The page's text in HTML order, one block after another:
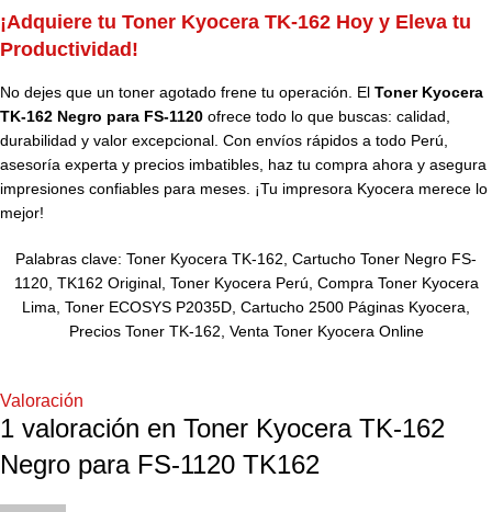
¡Adquiere tu Toner Kyocera TK-162 Hoy y Eleva tu
Productividad!
No dejes que un toner agotado frene tu operación. El Toner Kyocera
TK-162 Negro para FS-1120 ofrece todo lo que buscas: calidad,
durabilidad y valor excepcional. Con envíos rápidos a todo Perú,
asesoría experta y precios imbatibles, haz tu compra ahora y asegura
impresiones confiables para meses. ¡Tu impresora Kyocera merece lo
mejor!
Palabras clave: Toner Kyocera TK-162 , Cartucho Toner Negro FS-
1120, TK162 Original, Toner Kyocera Perú, Compra Toner Kyocera
Lima, Toner ECOSYS P2035D, Cartucho 2500 Páginas Kyocera,
Precios Toner TK-162, Venta Toner Kyocera Online
Valoración
1 valoración en Toner Kyocera TK-162
Negro para FS-1120 TK162